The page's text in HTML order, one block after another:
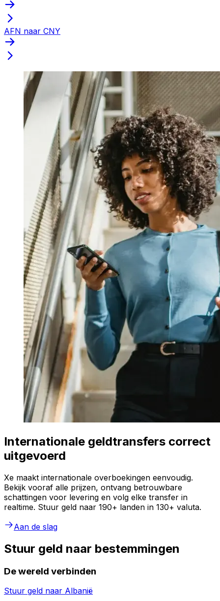
AFN naar CNY
Internationale geldtransfers correct
uitgevoerd
Xe maakt internationale overboekingen eenvoudig.
Bekijk vooraf alle prijzen, ontvang betrouwbare
schattingen voor levering en volg elke transfer in
realtime. Stuur geld naar 190+ landen in 130+ valuta.
Aan de slag
Stuur geld naar bestemmingen
De wereld verbinden
Stuur geld naar Albanië